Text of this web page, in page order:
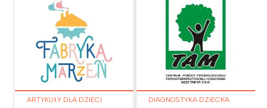
ARTYKUŁY DLA DZIECI DIAGNOSTYKA DZIECKA